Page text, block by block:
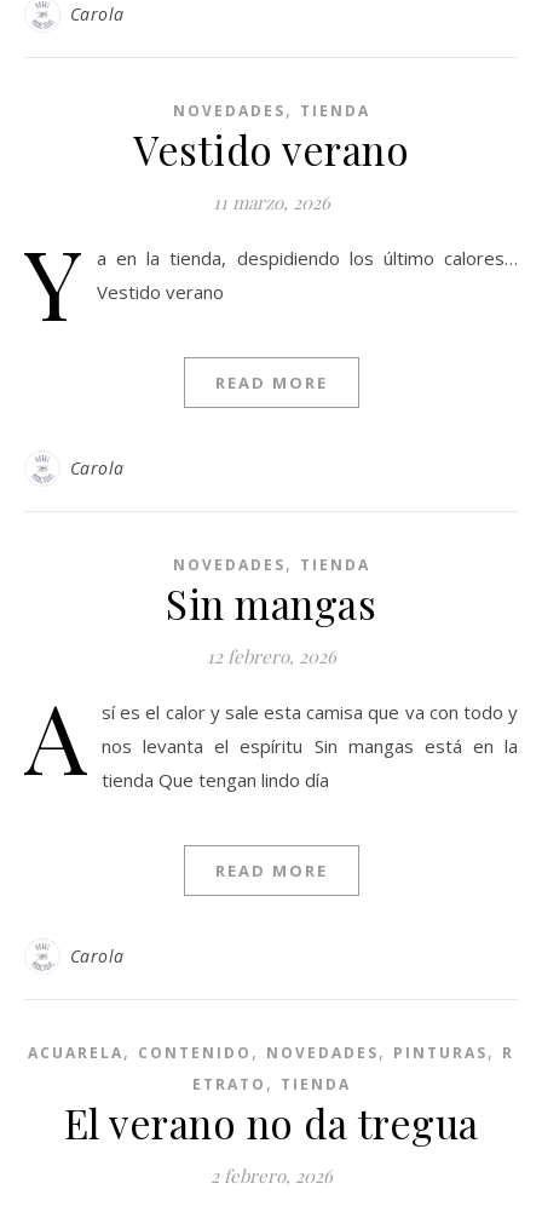
Carola
NOVEDADES, TIENDA
Vestido verano
11 marzo, 2026
Y
a en la tienda, despidiendo los último calores…
Vestido verano
READ MORE
Carola
NOVEDADES, TIENDA
Sin mangas
12 febrero, 2026
A
sí es el calor y sale esta camisa que va con todo y
nos levanta el espíritu Sin mangas está en la
tienda Que tengan lindo día
READ MORE
Carola
ACUARELA, CONTENIDO , NOVEDADES, PINTURAS, R
ETRATO , TIENDA
El verano no da tregua
2 febrero, 2026